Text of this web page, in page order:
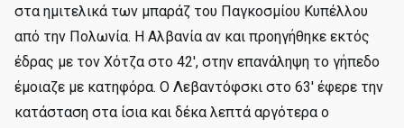
στα ημιτελικά των μπαράζ του Παγκοσμίου Κυπέλλου
από την Πολωνία. Η Αλβανία αν και προηγήθηκε εκτός
έδρας με τον Χότζα στο 42', στην επανάληψη το γήπεδο
έμοιαζε με κατηφόρα. Ο Λεβαντόφσκι στο 63' έφερε την
κατάσταση στα ίσια και δέκα λεπτά αργότερα ο